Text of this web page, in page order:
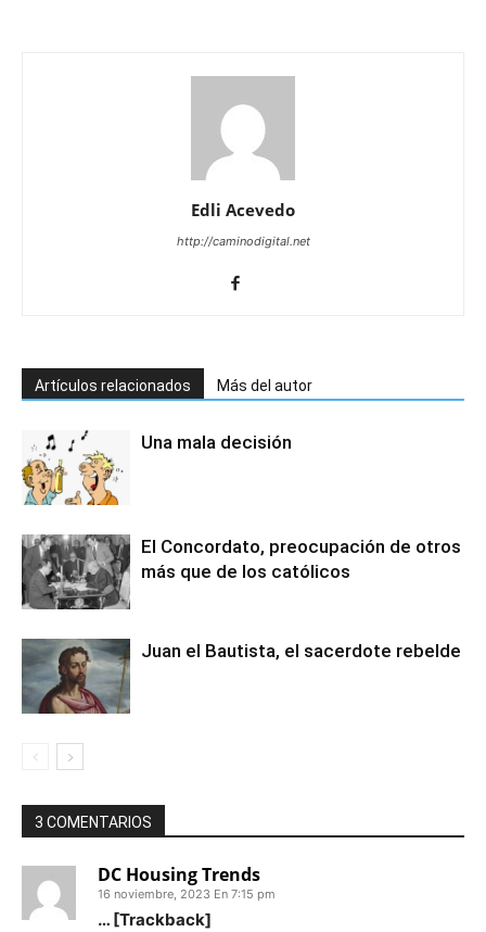
Edli Acevedo
http://caminodigital.net
Artículos relacionados Más del autor
Una mala decisión
El Concordato, preocupación de otros
más que de los católicos
Juan el Bautista, el sacerdote rebelde
3 COMENTARIOS
DC Housing Trends
16 noviembre, 2023 En 7:15 pm
… [Trackback]